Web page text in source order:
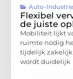
Auto-Industrie
Flexibel
de juiste
Mobiliteit lijkt
ruimte nodig
tijdelijk zakelijk
wordt duidelijk